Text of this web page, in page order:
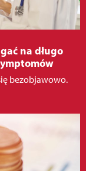
na długo
bezobjawowo.